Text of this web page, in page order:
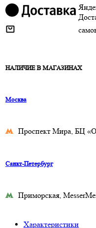
НАЛИЧИЕ В МАГАЗИНАХ
Москва
Проспект Мира, БЦ
Санкт-Петербург
Приморская,
Характеристики